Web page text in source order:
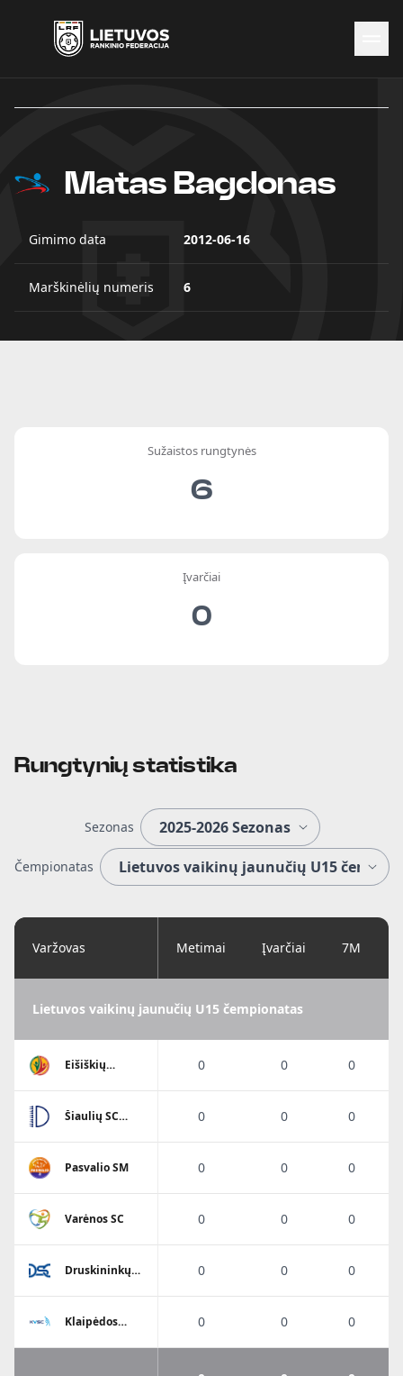
Naujienos
Čempionatai
KontaktaiMatas Bagdonas
Gimimo data 2012-06-16
Marškinėlių numeris 6
Sužaistos rungtynės
6
Įvarčiai
0
Rungtynių statistika
Sezonas
Čempionatas
Varžovas Metimai Įvarčiai 7M
Lietuvos vaikinų jaunučių U15 čempionatas
Eišiškių
SM
0 0 0
Šiaulių SC
0 0 0
Pasvalio SM 0 0 0
Varėnos SC 0 0 0
Druskininkų
0 0 0
Klaipėdos
0 0 0